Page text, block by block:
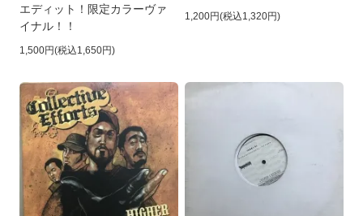
エディット！限定カラーヴァ
イナル！！
1,500円(税込1,650円)
1,200円(税込1,320円)